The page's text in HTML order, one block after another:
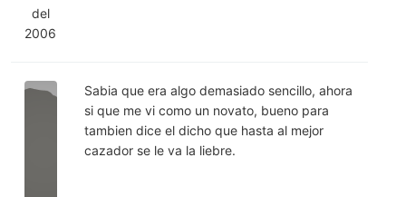
del
2006
Sabia que era algo demasiado sencillo, ahora
si que me vi como un novato, bueno para
tambien dice el dicho que hasta al mejor
cazador se le va la liebre.